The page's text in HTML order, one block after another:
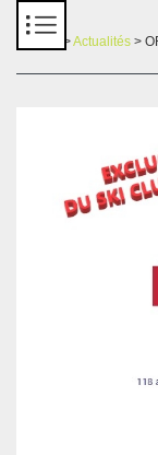
>Actualités >